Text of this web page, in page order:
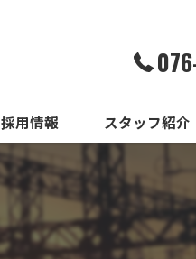
採用情報 スタッフ紹介